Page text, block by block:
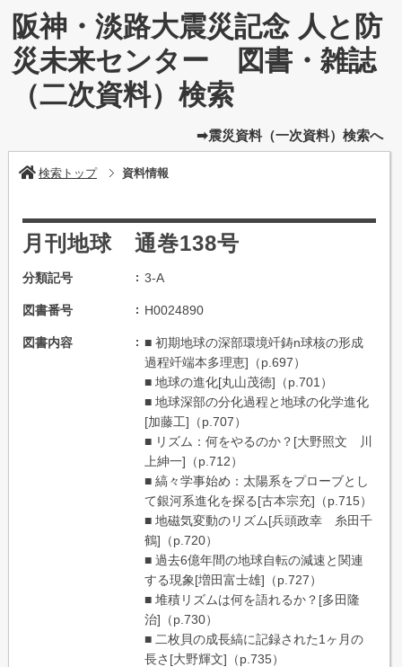
阪神・淡路大震災記念 人と防
災未来センター 図書・雑誌
（二次資料）検索
➡震災資料（一次資料）検索へ
検索トップ 資料情報
月刊地球 通巻138号
分類記号 3-A
図書番号 H0024890
図書内容
■ 初期地球の深部環境竏鋳n球核の形成
過程竏端本多理恵]（p.697）
■ 地球の進化[丸山茂徳]（p.701）
■ 地球深部の分化過程と地球の化学進化
[加藤工]（p.707）
■ リズム：何をやるのか？[大野照文 川
上紳一]（p.712）
■ 縞々学事始め：太陽系をプローブとし
て銀河系進化を探る[古本宗充]（p.715）
■ 地磁気変動のリズム[兵頭政幸 糸田千
鶴]（p.720）
■ 過去6億年間の地球自転の減速と関連
する現象[増田富士雄]（p.727）
■ 堆積リズムは何を語れるか？[多田隆
治]（p.730）
■ 二枚貝の成長縞に記録された1ヶ月の
長さ[大野輝文]（p.735）